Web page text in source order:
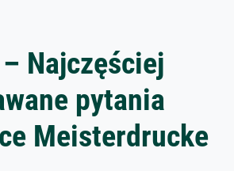
– Najczęściej
pytania
Meisterdrucke